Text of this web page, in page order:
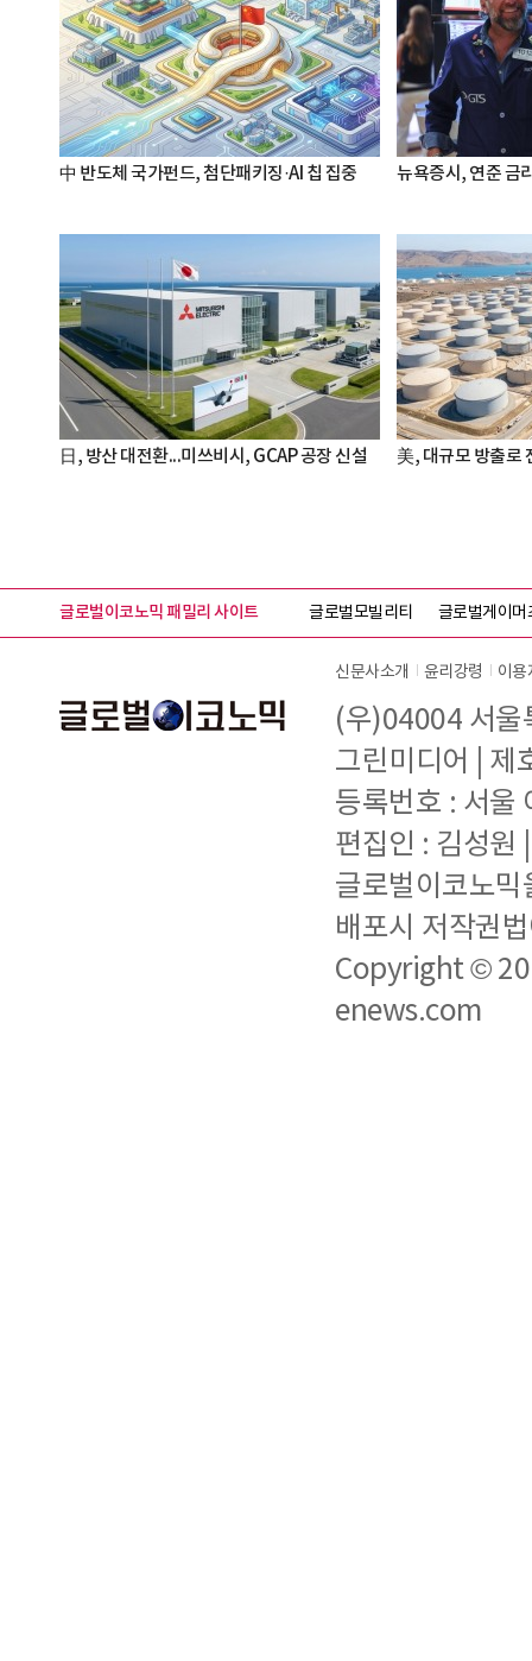
中 반도체 국가펀드, 첨단패키징·AI 칩 집중 뉴욕증시, 연준 금
日, 방산 대전환...미쓰비시, GCAP 공장 신설 美, 대규모 방출로
글로벌이코노믹 패밀리 사이트 글로벌모빌리티 글로벌게이머
신문사소개 윤리강령 이용
(우)04004 서울
그린미디어 | 제
등록번호 : 서울
편집인 : 김성원
글로벌이코노믹
배포시 저작권
Copyright ©
enews.com